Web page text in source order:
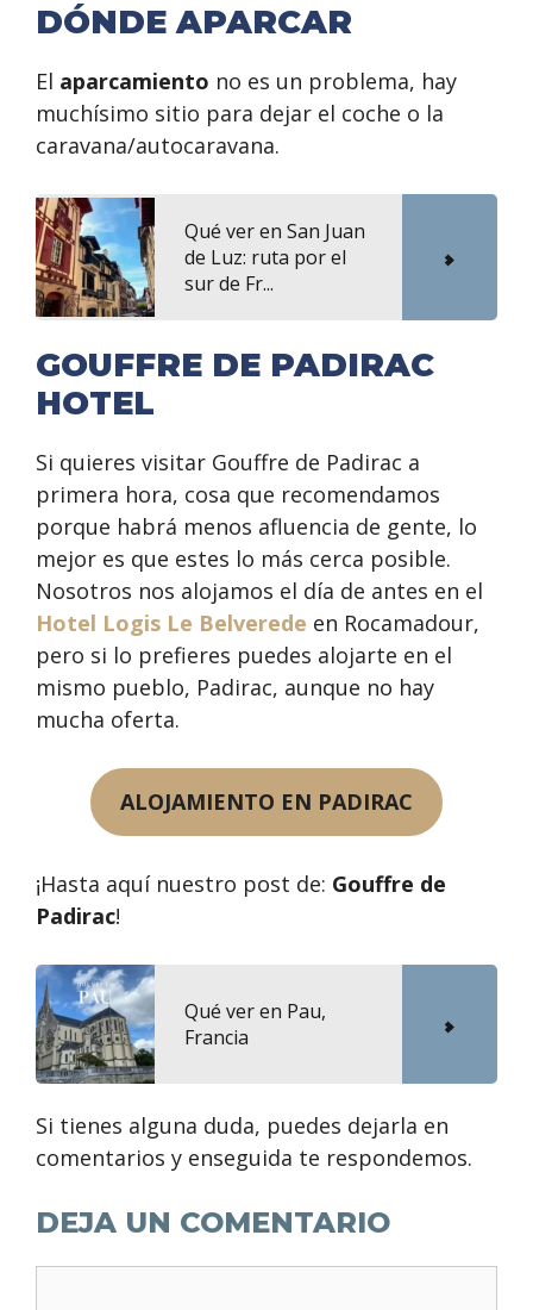
DÓNDE APARCAR
El aparcamiento no es un problema, hay
muchísimo sitio para dejar el coche o la
caravana/autocaravana.
Qué ver en San Juan
de Luz: ruta por el
sur de Fr...
GOUFFRE DE PADIRAC
HOTEL
Si quieres visitar Gouffre de Padirac a
primera hora, cosa que recomendamos
porque habrá menos afluencia de gente, lo
mejor es que estes lo más cerca posible.
Nosotros nos alojamos el día de antes en el
Hotel Logis Le Belverede en Rocamadour,
pero si lo prefieres puedes alojarte en el
mismo pueblo, Padirac, aunque no hay
mucha oferta.
ALOJAMIENTO EN PADIRAC
¡Hasta aquí nuestro post de: Gouffre de
Padirac!
Qué ver en Pau,
Francia
Si tienes alguna duda, puedes dejarla en
comentarios y enseguida te respondemos.
DEJA UN COMENTARIO